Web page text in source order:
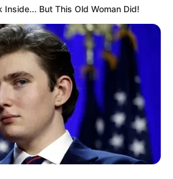
Inside... But This Old Woman Did!